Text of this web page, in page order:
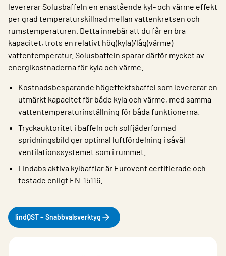
Choose languge
Sweden
levererar Solusbaffeln en enastående kyl- och värme effekt
per grad temperaturskillnad mellan vattenkretsen och
rumstemperaturen. Detta innebär att du får en bra
kapacitet, trots en relativt hög(kyla)/låg(värme)
vattentemperatur. Solusbaffeln sparar därför mycket av
energikostnaderna för kyla och värme.
Kostnadsbesparande högeffektsbaffel som levererar en
utmärkt kapacitet för både kyla och värme, med samma
vattentemperaturinställning för båda funktionerna.
Tryckauktoritet i baffeln och solfjäderformad
spridningsbild ger optimal luftfördelning i såväl
ventilationssystemet som i rummet.
Lindabs aktiva kylbafflar är Eurovent certifierade och
testade enligt EN-15116.
lindQST – Snabbvalsverktyg